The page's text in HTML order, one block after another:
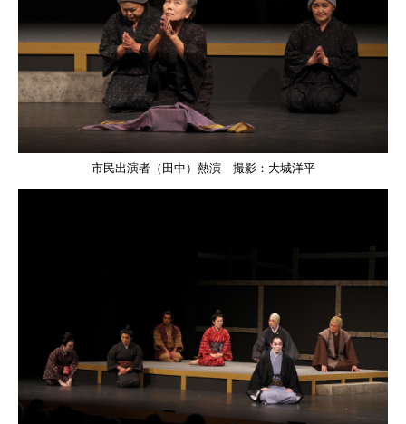
市民出演者（田中）熱演 撮影：大城洋平